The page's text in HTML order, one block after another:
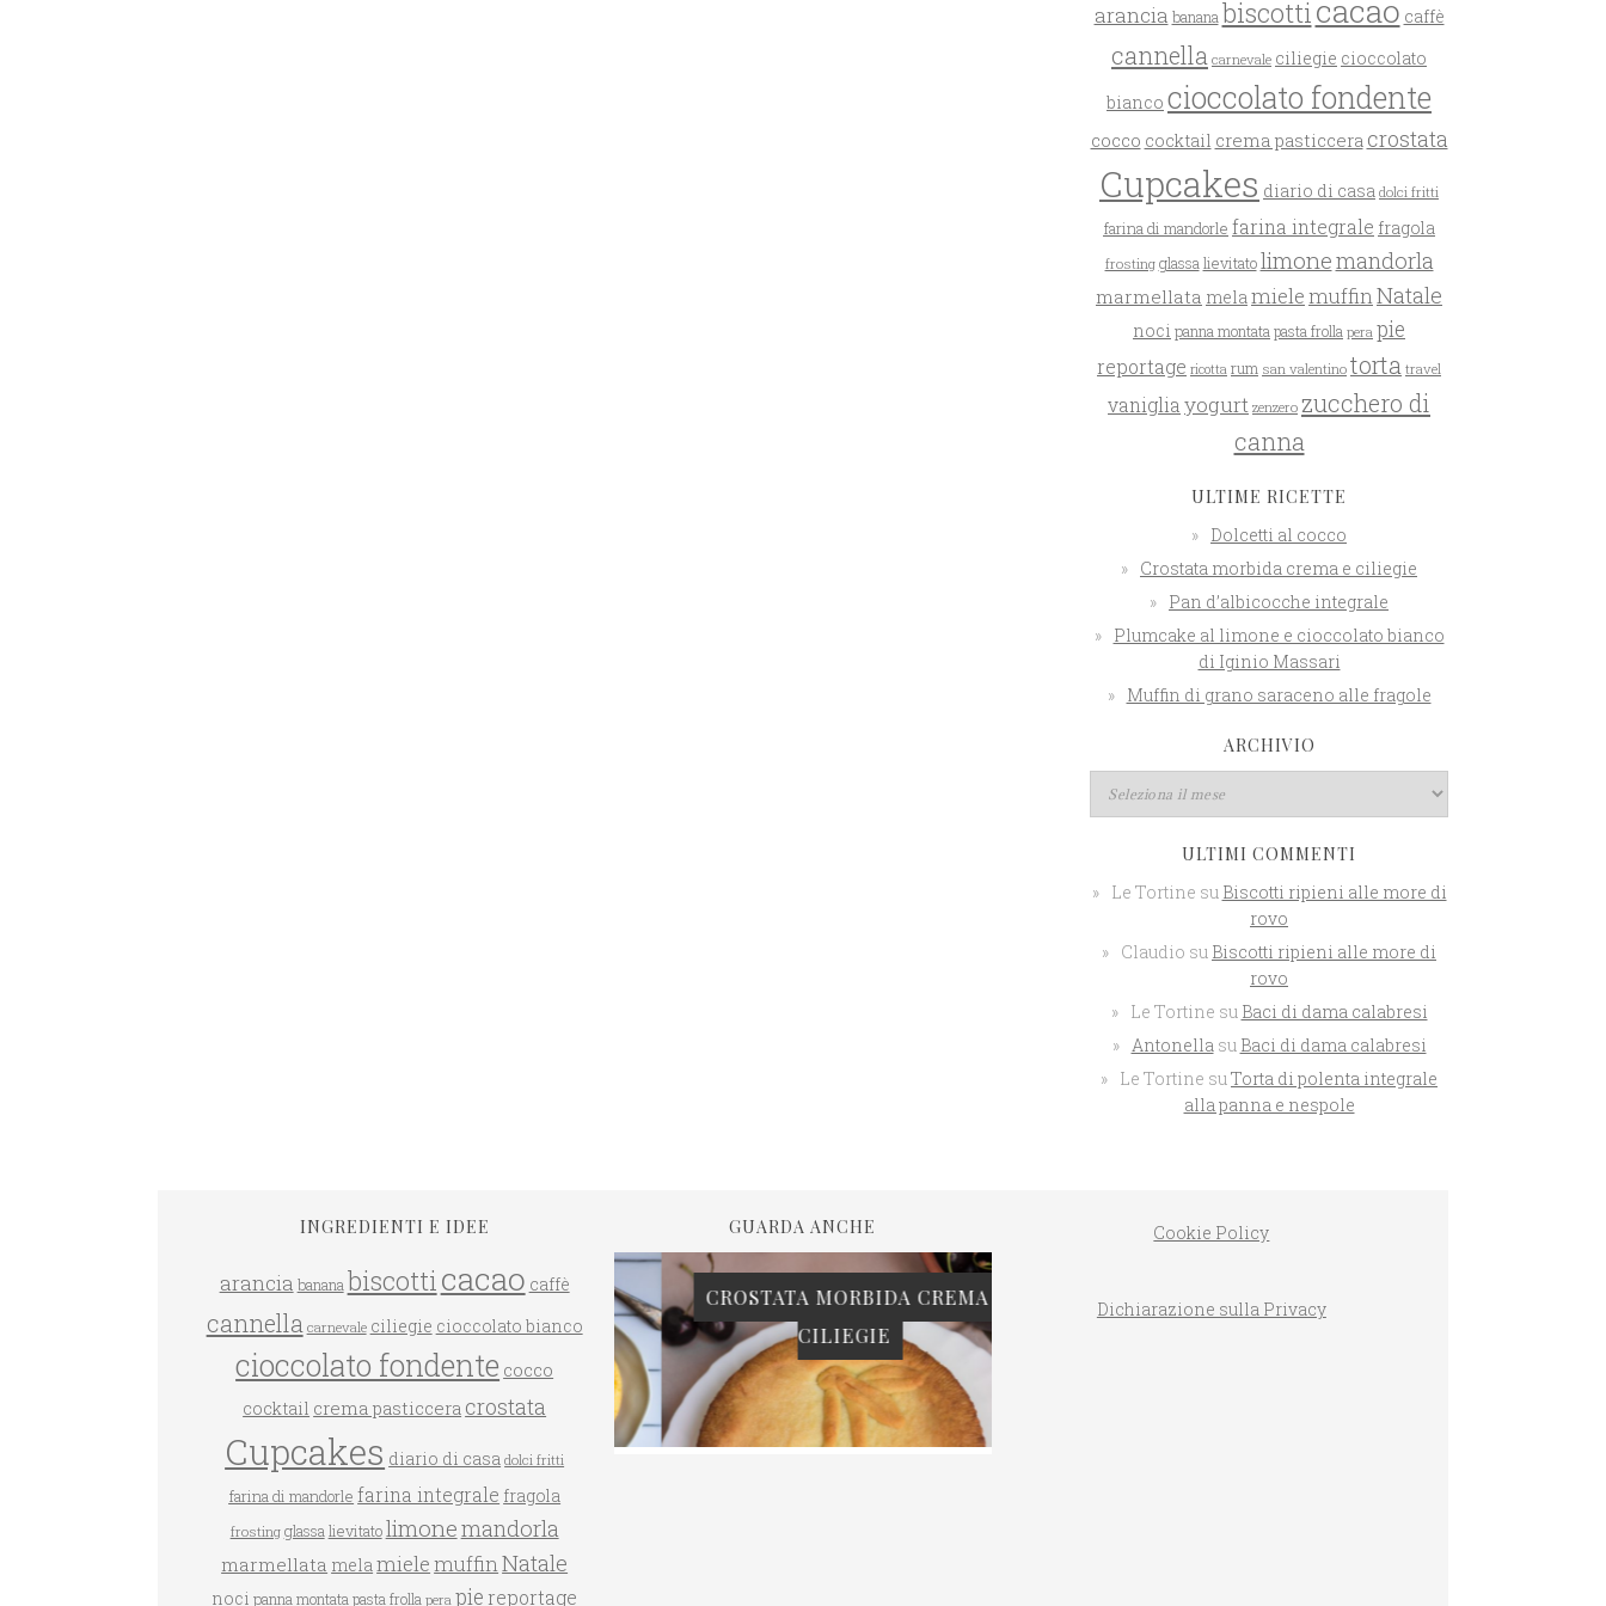
arancia banana biscotticacao caffè
cannella carnevale ciliegie cioccolato
bianco cioccolato fondente
cocco cocktail crema pasticcera crostata
Cupcakes diario di casa dolci fritti
farina di mandorle farina integrale fragola
frosting glassa lievitato limonemandorla
marmellata melamielemuffin Natale
noci panna montata pasta frolla pera pie
reportage ricotta rum san valentino torta travel
vaniglia yogurt zenzero zucchero di
canna
ULTIME RICETTE
Dolcetti al cocco
Crostata morbida crema e ciliegie
Pan d’albicocche integrale
Plumcake al limone e cioccolato bianco
di Iginio Massari
Muffin di grano saraceno alle fragole
ARCHIVIO
ULTIMI COMMENTI
Le Tortine su Biscotti ripieni alle more di
rovo
Claudio su Biscotti ripieni alle more di
rovo
Le Tortine su Baci di dama calabresi
Antonellasu Baci di dama calabresi
Le Tortine suTorta di polenta integrale
alla panna e nespole
INGREDIENTI E IDEE
arancia banana biscotticacao caffè
cannella carnevale ciliegie cioccolato bianco
cioccolato fondente cocco
cocktail crema pasticcera crostata
Cupcakes diario di casa dolci fritti
farina di mandorle farina integrale fragola
frosting glassa lievitato limonemandorla
marmellata melamielemuffin Natale
noci panna montata pasta frolla pera pie reportage
GUARDA ANCHE
SARACENO ALLE
DOLCETTI AL COCCO
CROSTATA MORBIDA CREMA E
CILIEGIE
Cookie Policy
Dichiarazione sulla Privacy